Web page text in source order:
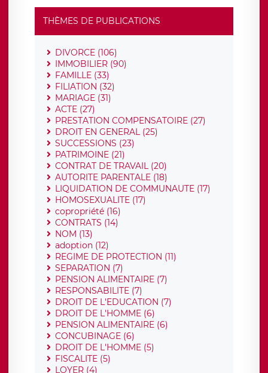
THÈMES DE PUBLICATIONS
DIVORCE (106)
IMMOBILIER (90)
FAMILLE (33)
FILIATION (32)
MARIAGE (31)
ACTE (27)
PRESTATION COMPENSATOIRE (27)
DROIT EN GENERAL (25)
SUCCESSIONS (23)
PATRIMOINE (21)
CONTRAT DE TRAVAIL (20)
AUTORITE PARENTALE (18)
LIQUIDATION DE COMMUNAUTE (17)
HOMOSEXUALITE (17)
copropriété (16)
CONTRATS (14)
NOM (13)
adoption (12)
REGIME DE PROTECTION (11)
SEPARATION (7)
PENSION ALIMENTAIRE (7)
RESPONSABILITE (7)
DROIT DE L'EDUCATION (7)
DROIT DE L'HOMME (6)
PENSION ALIMENTAIRE (6)
CONCUBINAGE (6)
DROIT DE L'HOMME (5)
FISCALITE (5)
LOYER (4)